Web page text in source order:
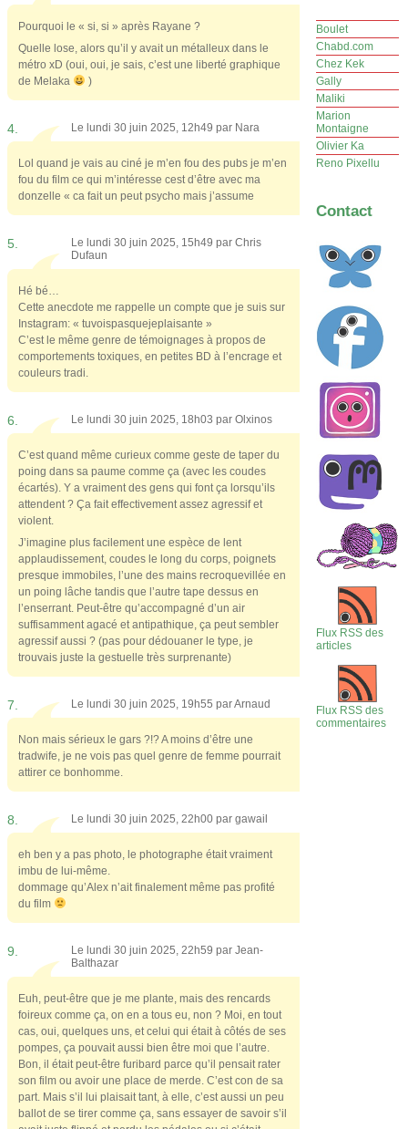
Pourquoi le « si, si » après Rayane ?
Quelle lose, alors qu’il y avait un métalleux dans le
métro xD (oui, oui, je sais, c’est une liberté graphique
de Melaka
)
4. Le lundi 30 juin 2025, 12h49 par Nara
Lol quand je vais au ciné je m’en fou des pubs je m’en
fou du film ce qui m’intéresse cest d’être avec ma
donzelle « ca fait un peut psycho mais j’assume
5. Le lundi 30 juin 2025, 15h49 par Chris
Dufaun
Hé bé…
Cette anecdote me rappelle un compte que je suis sur
Instagram: « tuvoispasquejeplaisante »
C’est le même genre de témoignages à propos de
comportements toxiques, en petites BD à l’encrage et
couleurs tradi.
6. Le lundi 30 juin 2025, 18h03 par Olxinos
C’est quand même curieux comme geste de taper du
poing dans sa paume comme ça (avec les coudes
écartés). Y a vraiment des gens qui font ça lorsqu’ils
attendent ? Ça fait effectivement assez agressif et
violent.
J’imagine plus facilement une espèce de lent
applaudissement, coudes le long du corps, poignets
presque immobiles, l’une des mains recroquevillée en
un poing lâche tandis que l’autre tape dessus en
l’enserrant. Peut-être qu’accompagné d’un air
suffisamment agacé et antipathique, ça peut sembler
agressif aussi ? (pas pour dédouaner le type, je
trouvais juste la gestuelle très surprenante)
7. Le lundi 30 juin 2025, 19h55 parArnaud
Non mais sérieux le gars ?!? A moins d’être une
tradwife, je ne vois pas quel genre de femme pourrait
attirer ce bonhomme.
8. Le lundi 30 juin 2025, 22h00 par gawail
eh ben y a pas photo, le photographe était vraiment
imbu de lui-même.
dommage qu’Alex n’ait finalement même pas profité
du film
9. Le lundi 30 juin 2025, 22h59 par Jean-
Balthazar
Euh, peut-être que je me plante, mais des rencards
foireux comme ça, on en a tous eu, non ? Moi, en tout
cas, oui, quelques uns, et celui qui était à côtés de ses
pompes, ça pouvait aussi bien être moi que l’autre.
Bon, il était peut-être furibard parce qu’il pensait rater
son film ou avoir une place de merde. C’est con de sa
part. Mais s’il lui plaisait tant, à elle, c’est aussi un peu
ballot de se tirer comme ça, sans essayer de savoir s’il
Boulet
Chabd.com
Chez Kek
Gally
Maliki
Marion
Montaigne
Olivier Ka
Reno Pixellu
Contact
Flux RSS des
articles
Flux RSS des
commentaires